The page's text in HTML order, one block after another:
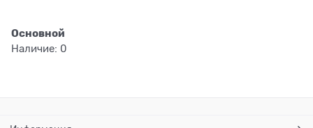
Основной
Наличие: 0